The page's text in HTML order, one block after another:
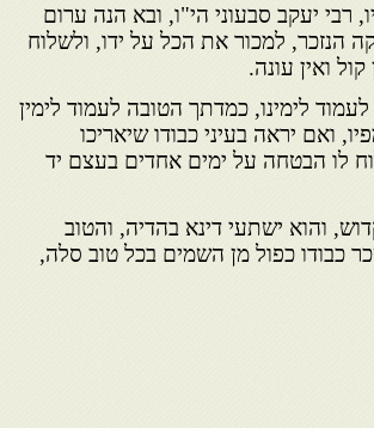
רבי יעקב סבעוני הי"ו, ובא הנה ערום
הנזכר, למכור את הכל על ידו, ולשלוח
ואין עונה.
לימינו, כמדתך הטובה לעמוד לימין
ואם יראה בעיני כבודו שיאריכו
לו הבטחה על ימים אחדים בעצם יד
והוא ישתעי דינא בהדיה, והטוב
כבודו כפול מן השמים בכל טוב סלה,